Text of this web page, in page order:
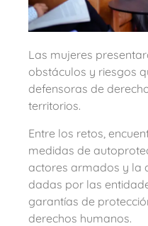
Las mujeres
obstáculos y riesgos
defensoras de
territorios.
Entre los retos,
medidas de
actores armados y la
dadas por las
garantías de
derechos humanos.